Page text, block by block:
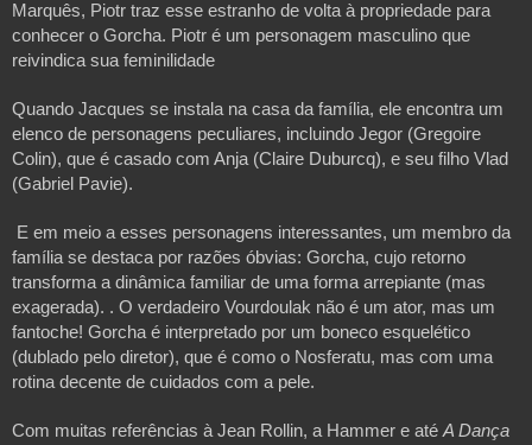
Marquês, Piotr traz esse estranho de volta à propriedade para
conhecer o Gorcha. Piotr é um personagem masculino que
reivindica sua feminilidade
Quando Jacques se instala na casa da família, ele encontra um
elenco de personagens peculiares, incluindo Jegor (Gregoire
Colin), que é casado com Anja (Claire Duburcq), e seu filho Vlad
(Gabriel Pavie).
E em meio a esses personagens interessantes, um membro da
família se destaca por razões óbvias: Gorcha, cujo retorno
transforma a dinâmica familiar de uma forma arrepiante (mas
exagerada). . O verdadeiro Vourdoulak não é um ator, mas um
fantoche! Gorcha é interpretado por um boneco esquelético
(dublado pelo diretor), que é como o Nosferatu, mas com uma
rotina decente de cuidados com a pele.
Com muitas referências à Jean Rollin, a Hammer e atéA Dança